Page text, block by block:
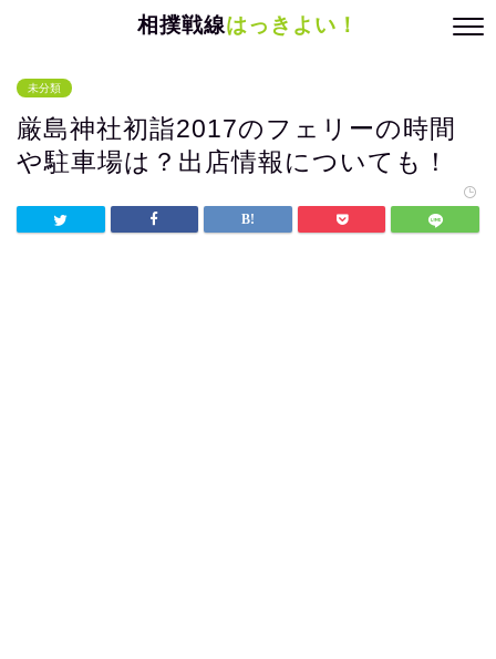
相撲戦線はっきよい！
未分類
厳島神社初詣2017のフェリーの時間
や駐車場は？出店情報についても！